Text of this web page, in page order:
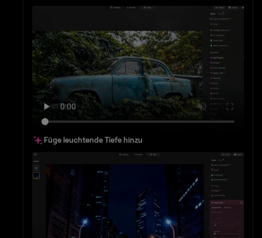
Füge leuchtende Tiefe hinzu